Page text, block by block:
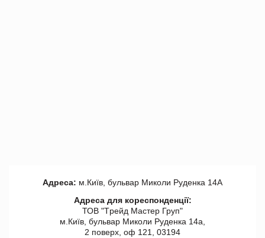
Адреса: м.Київ, бульвар Миколи Руденка 14А
Адреса для кореспонденції:
ТОВ "Tрейд Мастер Груп"
м.Київ, бульвар Миколи Руденка 14а,
2 поверх, оф 121, 03194